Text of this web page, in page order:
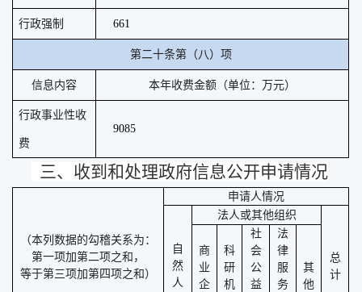
行政强制 661
第二十条第（八）项
信息内容 本年收费金额（单位：万元）
行政事业性收
费
9085
三、收到和处理政府信息公开申请情况
（本列数据的勾稽关系为：
第一项加第二项之和，
等于第三项加第四项之和）
申请人情况
自
然
人
法人或其他组织
总
计
商
业
企
科
研
机
社
会
公
益
法
律
服
务
其
他